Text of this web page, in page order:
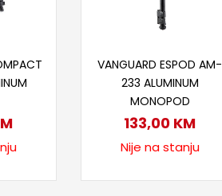
VANGUARD ESPOD AM-
233 ALUMINUM
MONOPOD
133,00 KM
Nije na stanju